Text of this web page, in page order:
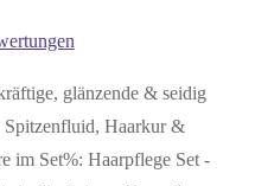
glänzende & seidig
Spitzenfluid, Haarkur &
im Set%: Haarpflege Set -